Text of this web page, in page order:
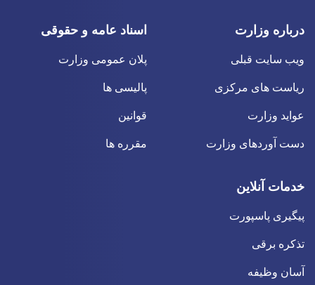
درباره وزارت
ویب سایت قبلی
ریاست های مرکزی
عواید وزارت
دست آوردهای وزارت
اسناد عامه و حقوقی
پلان عمومی وزارت
پالیسی ها
قوانین
مقرره ها
خدمات آنلاین
پیگیری پاسپورت
تذکره برقی
آسان وظیفه